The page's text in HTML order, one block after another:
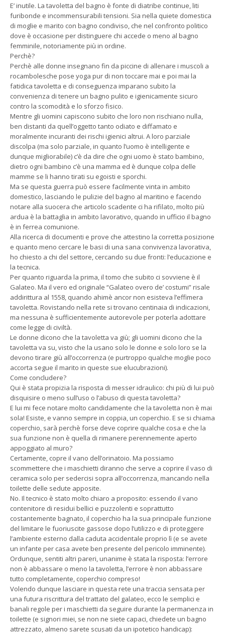
E’ inutile. La tavoletta del bagno è fonte di diatribe continue, liti
furibonde e incommensurabili tensioni. Sia nella quiete domestica
di moglie e marito con bagno condiviso, che nel confronto politico
dove è occasione per distinguere chi accede o meno al bagno
femminile, notoriamente più in ordine.
Perchè?
Perchè alle donne insegnano fin da piccine di allenare i muscoli a
rocambolesche pose yoga pur di non toccare mai e poi mai la
fatidica tavoletta e di conseguenza imparano subito la
convenienza di tenere un bagno pulito e igienicamente sicuro
contro la scomodità e lo sforzo fisico.
Mentre gli uomini capiscono subito che loro non rischiano nulla,
ben distanti da quell’oggetto tanto odiato e diffamato e
moralmente incuranti dei rischi igienici altrui. A loro parziale
discolpa (ma solo parziale, in quanto l’uomo è intelligente e
dunque migliorabile) c’è da dire che ogni uomo è stato bambino,
dietro ogni bambino c’è una mamma ed è dunque colpa delle
mamme se li hanno tirati su egoisti e sporchi.
Ma se questa guerra può essere facilmente vinta in ambito
domestico, lasciando le pulizie del bagno al maritino e facendo
notare alla suocera che articolo scadente ci ha rifilato, molto più
ardua è la battaglia in ambito lavorativo, quando in ufficio il bagno
è in ferrea comunione.
Alla ricerca di documenti e prove che attestino la corretta posizione
e quanto meno cercare le basi di una sana convivenza lavorativa,
ho chiesto a chi del settore, cercando su due fronti: l’educazione e
la tecnica.
Per quanto riguarda la prima, il tomo che subito ci sovviene è il
Galateo. Ma il vero ed originale “Galateo overo de’ costumi” risale
addirittura al 1558, quando ahimè ancor non esisteva l’effimera
tavoletta. Rovistando nella rete si trovano centinaia di indicazioni,
ma nessuna è sufficientemente autorevole per poterla adottare
come legge di civiltà.
Le donne dicono che la tavoletta va giù; gli uomini dicono che la
tavoletta va su, visto che la usano solo le donne e solo loro se la
devono tirare giù all’occorrenza (e purtroppo qualche moglie poco
accorta segue il marito in queste sue elucubrazioni).
Come concludere?
Qui è stata propizia la risposta di messer idraulico: chi più di lui può
disquisire o meno sull’uso o l’abuso di questa tavoletta?
E lui mi fece notare molto candidamente che la tavoletta non è mai
sola! Esiste, e vanno sempre in coppia, un coperchio. E se si chiama
coperchio, sarà perchè forse deve coprire qualche cosa e che la
sua funzione non è quella di rimanere perennemente aperto
appoggiato al muro?
Certamente, copre il vano dell’orinatoio. Ma possiamo
scommettere che i maschietti diranno che serve a coprire il vaso di
ceramica solo per sedercisi sopra all’occorrenza, mancando nella
toilette delle sedute apposite.
No. Il tecnico è stato molto chiaro a proposito: essendo il vano
contenitore di residui bellici e puzzolenti e soprattutto
costantemente bagnato, il coperchio ha la sua principale funzione
del limitare le fuoriuscite gassose dopo l’utilizzo e di proteggere
l’ambiente esterno dalla caduta accidentale proprio lì (e se avete
un infante per casa avete ben presente del pericolo imminente).
Ordunque, sentiti altri pareri, unanime è stata la risposta: l’errore
non è abbassare o meno la tavoletta, l’errore è non abbassare
tutto completamente, coperchio compreso!
Volendo dunque lasciare in questa rete una traccia sensata per
una futura riscrittura del trattato del galateo, ecco le semplici e
banali regole per i maschietti da seguire durante la permanenza in
toilette (e signori miei, se non ne siete capaci, chiedete un bagno
attrezzato, almeno sarete scusati da un ipotetico handicap):